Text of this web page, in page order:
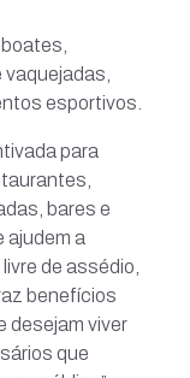
esportivos.
para
bares e
ajudem a
de assédio,
benefícios
desejam viver
que